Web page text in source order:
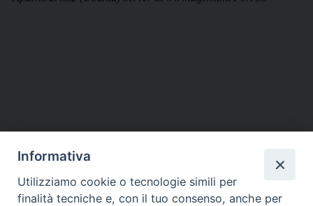
DIOCESI SUBURBICARIA DI ALBANO
Contatti:Tel.: 06.93268401 - Fax.: 06.9323844
Informativa
Utilizziamo cookie o tecnologie simili per
finalità tecniche e, con il tuo consenso, anche per